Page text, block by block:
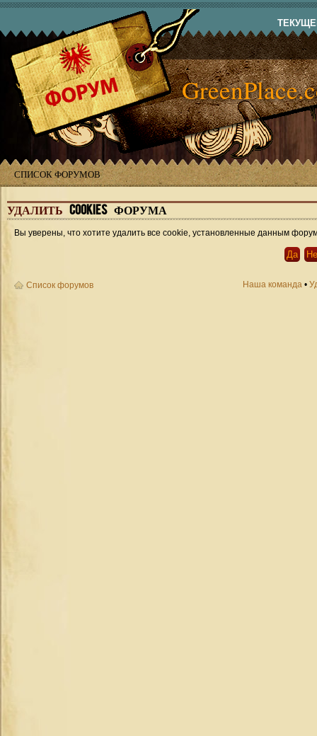
СПИСОК ФОРУМОВ
УДАЛИТЬ COOKIES ФОРУМА
Вы уверены, что хотите удалить все cookie, установленные данным
Список форумов Наша команда •